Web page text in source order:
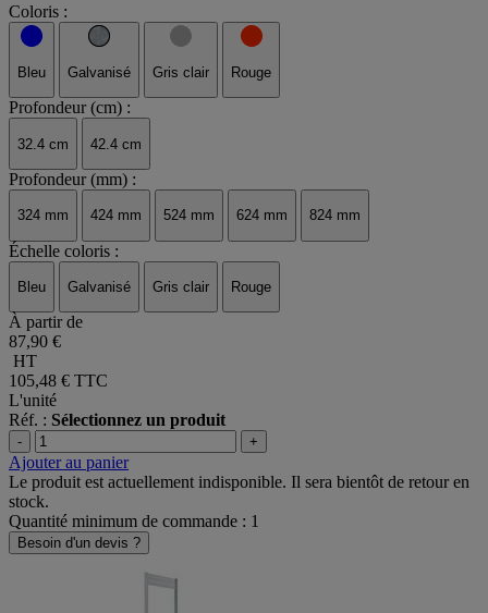
Coloris :
Bleu Galvanisé Gris clair Rouge
Profondeur (cm) :
32.4 cm 42.4 cm
Profondeur (mm) :
324 mm 424 mm 524 mm 624 mm 824 mm
Échelle coloris :
Bleu Galvanisé Gris clair Rouge
À partir de
87,90 €
HT
105,48 € TTC
L'unité
Réf. : Sélectionnez un produit
- +
Ajouter au panier
Le produit est actuellement indisponible. Il sera bientôt de retour en
stock.
Quantité minimum de commande : 1
Besoin d'un devis ?